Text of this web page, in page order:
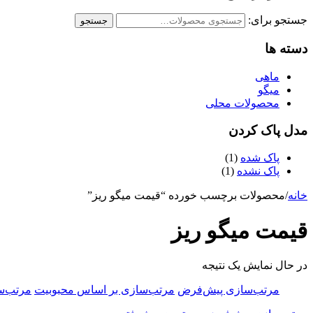
جستجو برای: جستجو
دسته ها
ماهی
میگو
محصولات محلی
مدل پاک کردن
پاک شده (1)
پاک نشده (1)
خانه/محصولات برچسب خورده “قیمت میگو ریز”
قیمت میگو ریز
در حال نمایش یک نتیجه
مرتب‌سازی پیش‌فرض مرتب‌سازی بر اساس محبوبیت